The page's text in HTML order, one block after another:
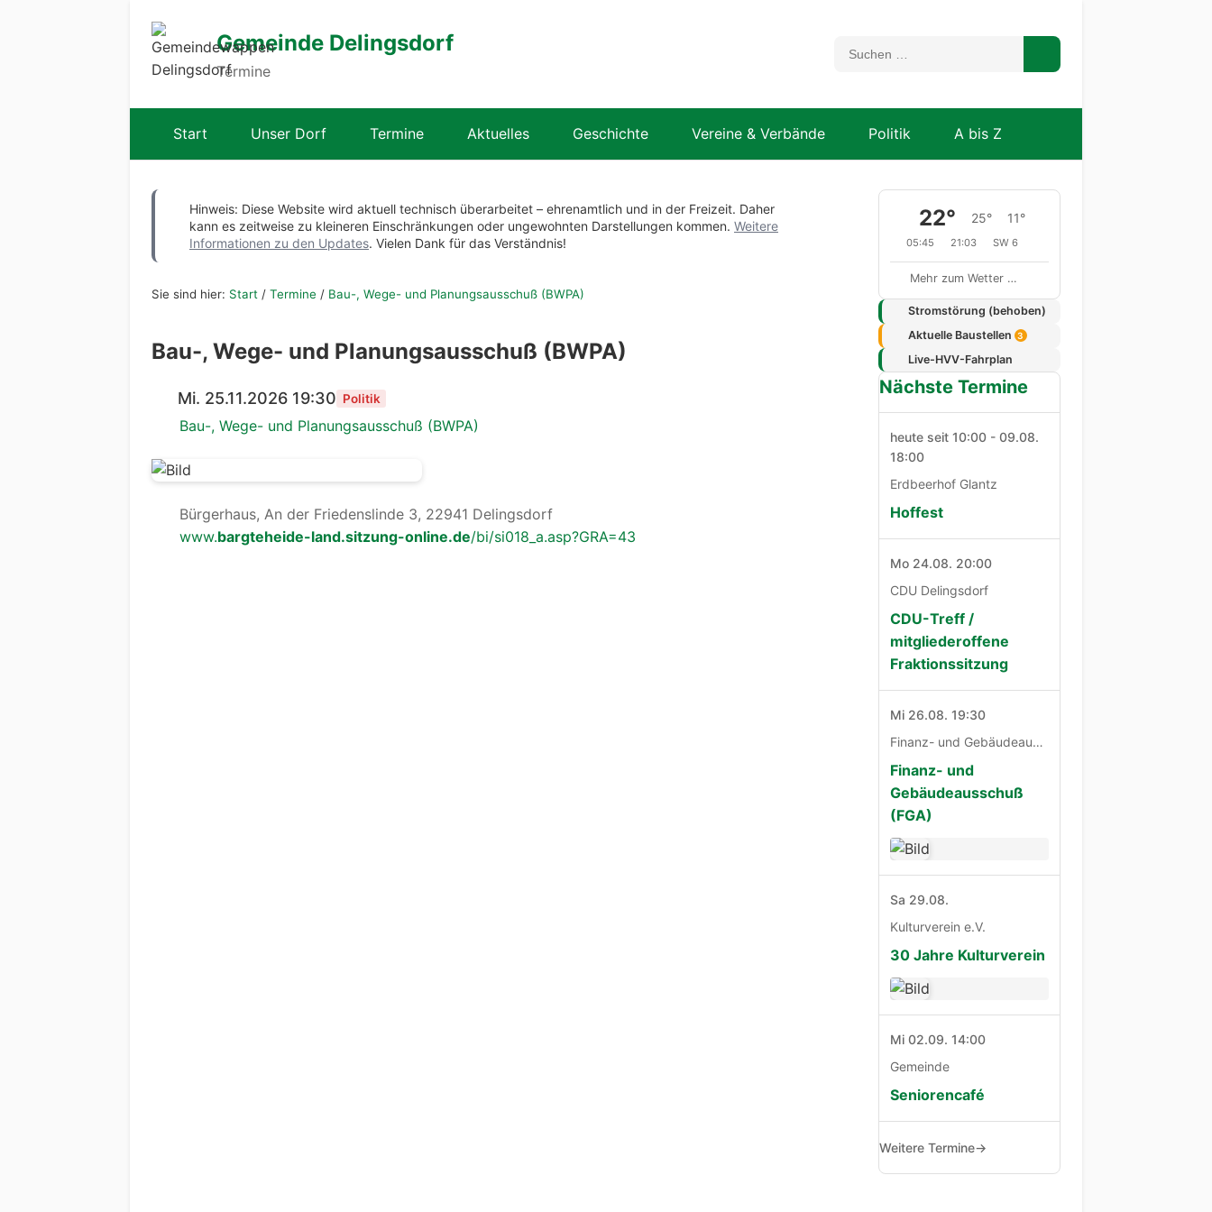
Gemeinde Delingsdorf
Termine
Start Unser Dorf Termine Aktuelles Geschichte Vereine & Verbände Politik A bis Z
Hinweis: Diese Website wird aktuell technisch überarbeitet – ehrenamtlich und in der Freizeit. Daher
kann es zeitweise zu kleineren Einschränkungen oder ungewohnten Darstellungen kommen. Weitere
Informationen zu den Updates. Vielen Dank für das Verständnis!
Sie sind hier: Start / Termine / Bau-, Wege- und Planungsausschuß (BWPA)
Bau-, Wege- und Planungsausschuß (BWPA)
Mi. 25.11.2026 19:30 Politik
Bau-, Wege- und Planungsausschuß (BWPA)
Bürgerhaus, An der Friedenslinde 3, 22941 Delingsdorf
www.bargteheide-land.sitzung-online.de/bi/si018_a.asp?GRA=43
22° 25° 11°
05:45 21:03 SW 6
Mehr zum Wetter …
Stromstörung (behoben)
Aktuelle Baustellen
3
Live-HVV-Fahrplan
Nächste Termine
heute seit 10:00 - 09.08.
18:00
Erdbeerhof Glantz
Hoffest
Mo 24.08. 20:00
CDU Delingsdorf
CDU-Treff /
mitgliederoffene
Fraktionssitzung
Mi 26.08. 19:30
Finanz- und Gebäudeausschuß
Finanz- und
Gebäudeausschuß
(FGA)
Sa 29.08.
Kulturverein e.V.
30 Jahre Kulturverein
Mi 02.09. 14:00
Gemeinde
Seniorencafé
Weitere Termine→